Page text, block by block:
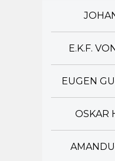
E.K.F.
EUGEN
OSKAR